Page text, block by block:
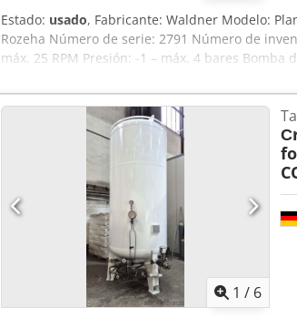
Estado: usado, Fabricante: Waldner Modelo:
Rozeha Número de serie: 2791 Número de
máx. 25 RPM Presión: -1 – máx. 4 bares Bomba
Calentamiento: vapor, doble pared y serpentín
400 V, 50 Hz, 4 kW Dimensiones: 2900 x 1300 x
cocción a presión, con sistema de vacío y
1 / 6